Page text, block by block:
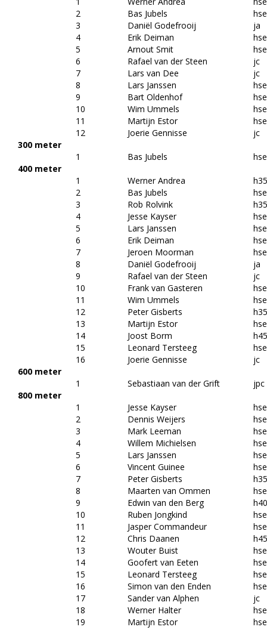
2
Bas Jubels
3
Daniël Godefrooij
ja
4
Erik Deiman
5
Arnout Smit
6
Rafael van der Steen
jc
7
Lars van Dee
jc
8
Lars Janssen
9
Bart Oldenhof
10
Wim Ummels
11
Martijn Estor
12
Joerie Gennisse
jc
300 meter
1
Bas Jubels
400 meter
1
Werner Andrea
h35
2
Bas Jubels
3
Rob Rolvink
h35
4
Jesse Kayser
5
Lars Janssen
6
Erik Deiman
7
Jeroen Moorman
8
Daniël Godefrooij
ja
9
Rafael van der Steen
jc
10
Frank van Gasteren
11
Wim Ummels
12
Peter Gisberts
h35
13
Martijn Estor
14
Joost Borm
h45
15
Leonard Tersteeg
16
Joerie Gennisse
jc
600 meter
1
Sebastiaan van der Grift
jpc
800 meter
1
Jesse Kayser
2
Dennis Weijers
3
Mark Leeman
4
Willem Michielsen
5
Lars Janssen
6
Vincent Guinee
7
Peter Gisberts
h35
8
Maarten van Ommen
9
Edwin van den Berg
h40
10
Ruben Jongkind
11
Jasper Commandeur
12
Chris Daanen
h45
13
Wouter Buist
14
Goofert van Eeten
15
Leonard Tersteeg
16
Simon van den Enden
17
Sander van Alphen
jc
18
Werner Halter
19
Martijn Estor